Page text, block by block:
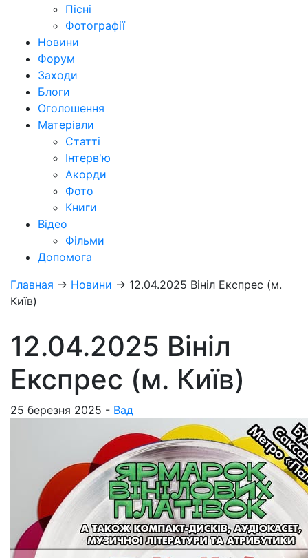
Пісні
Фотографії
Новини
Форум
Заходи
Блоги
Оголошення
Матеріали
Статті
Інтерв'ю
Акорди
Фото
Книги
Відео
Фільми
Допомога
Главная → Новини → 12.04.2025 Вініл Експрес (м.
Київ)
12.04.2025 Вініл
Експрес (м. Київ)
25 березня 2025 - Вад